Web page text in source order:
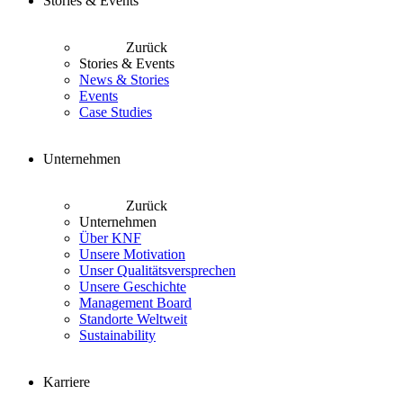
Zurück
Stories & Events
News & Stories
Events
Case Studies
Unternehmen
Zurück
Unternehmen
Über KNF
Unsere Motivation
Unser Qualitätsversprechen
Unsere Geschichte
Management Board
Standorte Weltweit
Sustainability
Karriere